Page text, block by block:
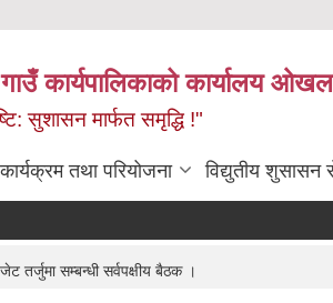
कार्यपालिकाको कार्यालय
सुशासन मार्फत समृद्धि !"
कार्यक्रम तथा परियोजना विद्युतीय शुसासन
तर्जुमा सम्बन्धी सर्वपक्षीय बैठक ।